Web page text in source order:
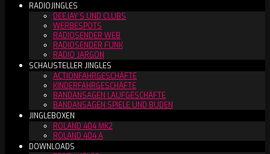
RADIOJINGLES
DEEJAY´S UND CLUBS
WERBESPOTS
RADIOSENDER WEB
RADIOSENDER FUNK
RADIO JARGON
SCHAUSTELLER JINGLES
ACTIONFAHRGESCHÄFTE
KINDERFAHRGESCHÄFTE
BANDANSAGEN LAUFGESCHÄFTE
BANDANSAGEN SPIELE UND BUDEN
JINGLEBOXEN
ROLAND 404 MK2
ROLAND 404 A
DOWNLOADS